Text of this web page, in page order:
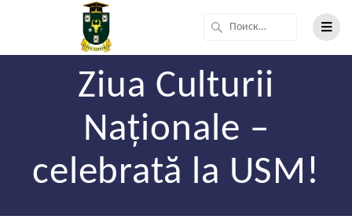
Ziua Culturii
Naționale –
celebrată la USM!